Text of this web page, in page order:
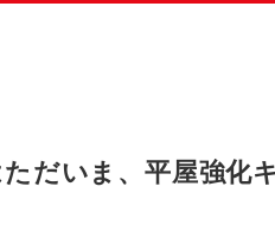
だいま、平屋強化